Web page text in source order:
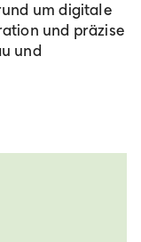
um digitale
und präzise
und